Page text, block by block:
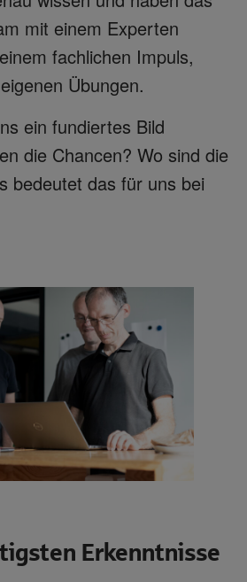
mit einem Experten
fachlichen Impuls,
Übungen.
ein fundiertes Bild
die Chancen? Wo sind die
bedeutet das für uns bei
Erkenntnisse